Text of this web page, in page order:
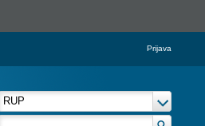
Prijava